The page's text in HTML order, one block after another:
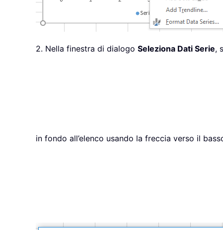
2. Nella finestra di dialogo Seleziona Dati Serie,
in fondo all’elenco usando la freccia verso il